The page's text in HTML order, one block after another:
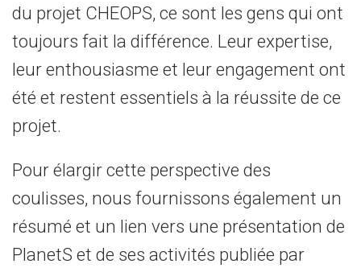
du projet CHEOPS, ce sont les gens qui ont
toujours fait la différence. Leur expertise,
leur enthousiasme et leur engagement ont
été et restent essentiels à la réussite de ce
projet.
Pour élargir cette perspective des
coulisses, nous fournissons également un
résumé et un lien vers une présentation de
PlanetS et de ses activités publiée par